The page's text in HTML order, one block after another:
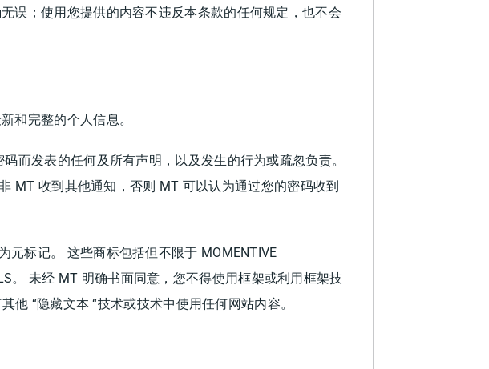
误；使用您提供的内容不违反本条款的任何规定，也不会
和完整的个人信息。
而发表的任何及所有声明，以及发生的行为或疏忽负责。
MT 收到其他通知，否则 MT 可以认为通过您的密码收到
标记。 这些商标包括但不限于 MOMENTIVE
。 未经 MT 明确书面同意，您不得使用框架或利用框架技
“隐藏文本 “技术或技术中使用任何网站内容。